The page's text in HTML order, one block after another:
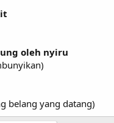
oleh nyiru
belang yang datang)